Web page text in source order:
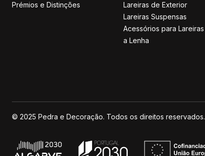
Prémios e Distinções
Lareiras de Exterior
Lareiras Suspensas
Acessórios para Lareiras
a Lenha
© 2025 Pedra e Decoração. Todos os direitos reservados.